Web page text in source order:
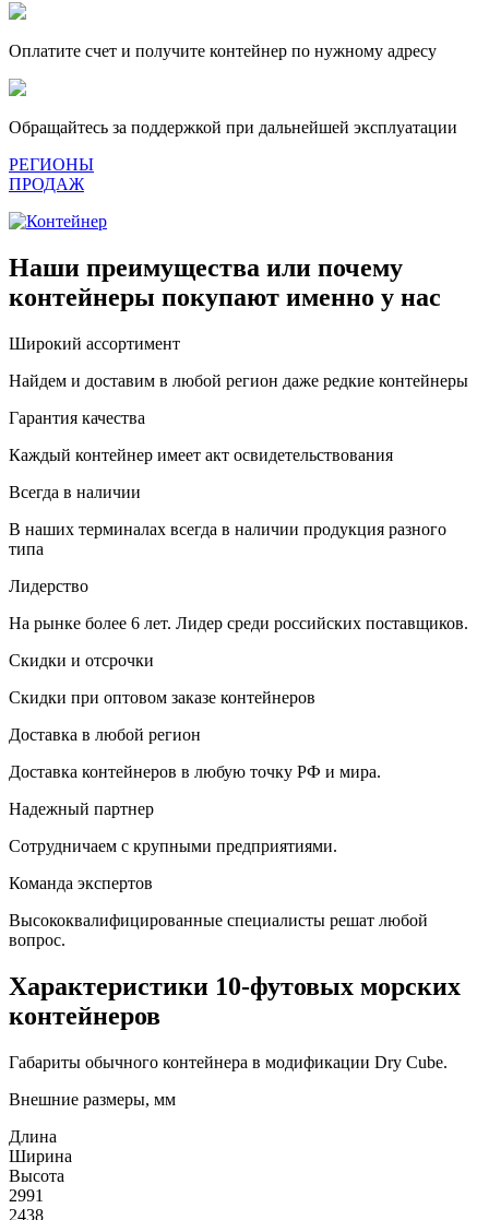
Оплатите счет и получите контейнер по нужному адресу
Обращайтесь за поддержкой при дальнейшей эксплуатации
РЕГИОНЫ
ПРОДАЖ
Наши преимущества или почему
контейнеры покупают именно у нас
Широкий ассортимент
Найдем и доставим в любой регион даже редкие контейнеры
Гарантия качества
Каждый контейнер имеет акт освидетельствования
Всегда в наличии
В наших терминалах всегда в наличии продукция разного
типа
Лидерство
На рынке более 6 лет. Лидер среди российских поставщиков.
Скидки и отсрочки
Скидки при оптовом заказе контейнеров
Доставка в любой регион
Доставка контейнеров в любую точку РФ и мира.
Надежный партнер
Сотрудничаем с крупными предприятиями.
Команда экспертов
Высококвалифицированные специалисты решат любой
вопрос.
Характеристики 10-футовых морских
контейнеров
Габариты обычного контейнера в модификации Dry Cube.
Внешние размеры, мм
Длина
Ширина
Высота
2991
2438